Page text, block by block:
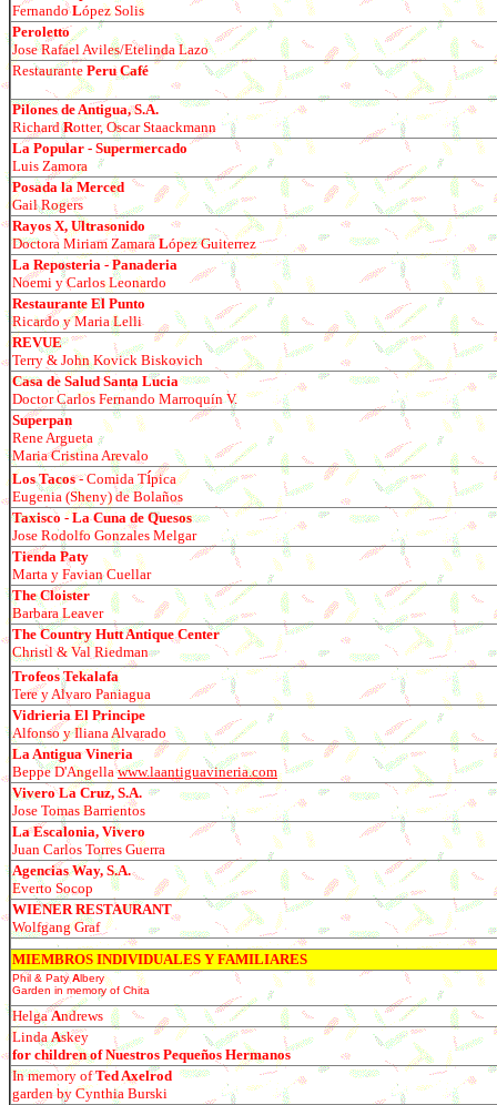
FernandoLópez Solis
Peroletto
Jose Rafael Aviles/Etelinda Lazo
Restaurante Peru Café
Pilones de Antigua, S.A.
RichardRotter, Oscar Staackmann
La Popular - Supermercado
Luis Zamora
Posada la Merced
Gail Rogers
Rayos X, Ultrasonido
Doctora Miriam ZamaraLópez Guiterrez
La Reposteria - Panaderia
Noemi y Carlos Leonardo
Restaurante El Punto
Ricardo y Maria Lelli
REVUE
Terry & John Kovick Biskovich
Casa de Salud Santa Lucia
Doctor Carlos Fernando Marroquín V.
Superpan
Rene Argueta
Maria Cristina Arevalo
Los Tacos- Comida Típica
Eugenia (Sheny) de Bolaños
Taxisco - La Cuna de Quesos
Jose Rodolfo Gonzales Melgar
Tienda Paty
Marta y Favian Cuellar
The Cloister
Barbara Leaver
The Country Hutt Antique Center
Christl & Val Riedman
Trofeos Tekalafa
Tere y Alvaro Paniagua
Vidrieria El Principe
Alfonso y Iliana Alvarado
La Antigua Vineria
Beppe D'Angellawww.laantiguavineria.com
Vivero La Cruz, S.A.
Jose Tomas Barrientos
La Escalonia, Vivero
Juan Carlos Torres Guerra
Agencias Way, S.A.
Everto Socop
WIENER RESTAURANT
Wolfgang Graf
MIEMBROS INDIVIDUALES Y FAMILIARES
Phil & PatyAlbery
Garden in memory of Chita
HelgaAndrews
LindaAskey
for children of Nuestros Pequeños Hermanos
In memory ofTed Axelrod
garden by Cynthia Burski